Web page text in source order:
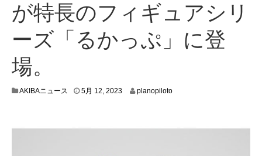
が特長のフィギュアシリ
ーズ「るかっぷ」に登
場。
AKIBAニュース 5月 12, 20235
2
planopiloto